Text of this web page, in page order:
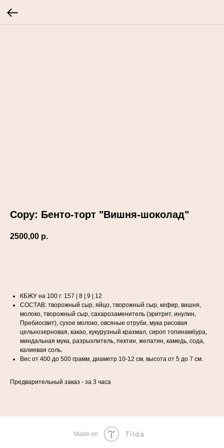
Copy: Бенто-торт "Вишня-шоколад"
2500,00 р.
КБЖУ на 100 г: 157 | 8 | 9 | 12
СОСТАВ: творожный сыр, яйцо, творожный сыр, кефир, вишня,
молоко, творожный сыр, сахарозаменитель (эритрит, инулин,
Пребиосвит), сухое молоко, овсяные отруби, мука рисовая
цельнозерновая, какао, кукурузный крахмал, сироп топинамбура,
миндальная мука, разрыхлитель, пектин, желатин, камедь, сода,
калиевая соль.
Вес от 400 до 500 грамм, диаметр 10-12 см, высота от 5 до 7 см.
Предварительный заказ - за 3 часа
Made on Tilda